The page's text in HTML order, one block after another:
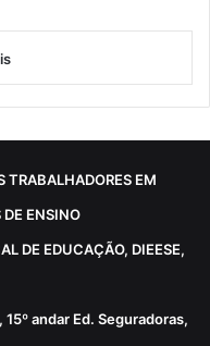
TRABALHADORES EM
ENSINO
DE EDUCAÇÃO, DIEESE,
andar Ed. Seguradoras,